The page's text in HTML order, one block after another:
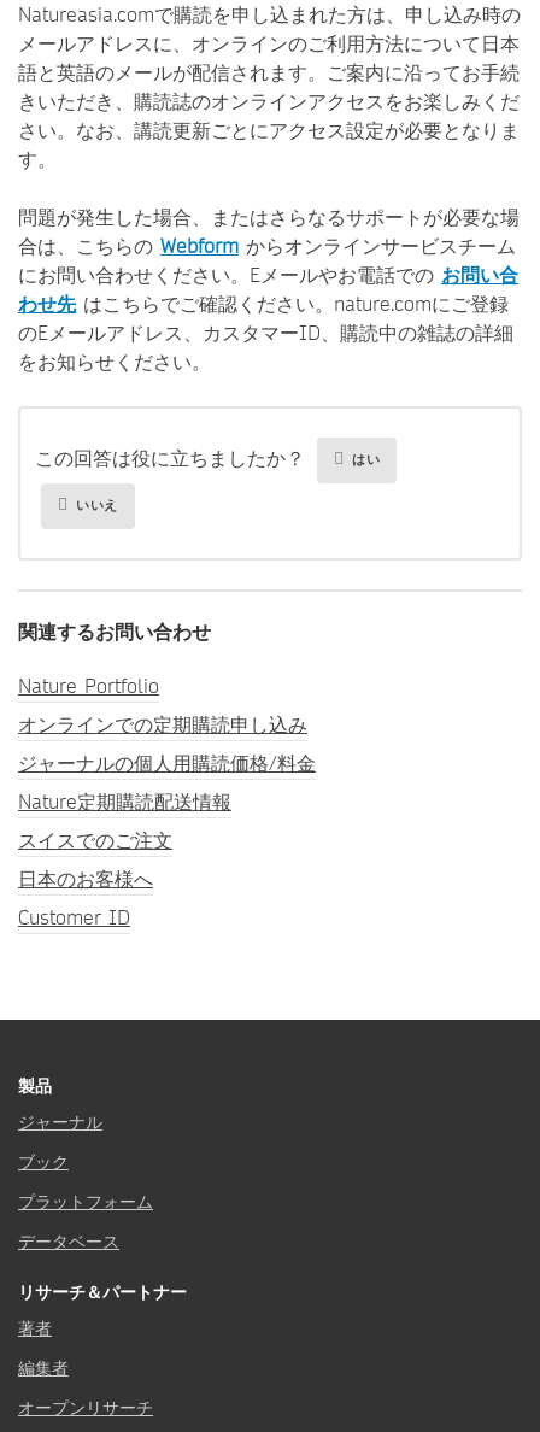
Natureasia.comで購読を申し込まれた方は、申し込み時の
メールアドレスに、オンラインのご利用方法について日本
語と英語のメールが配信されます。ご案内に沿ってお手続
きいただき、購読誌のオンラインアクセスをお楽しみくだ
さい。なお、講読更新ごとにアクセス設定が必要となりま
す。
問題が発生した場合、またはさらなるサポートが必要な場
合は、こちらの Webform からオンラインサービスチーム
にお問い合わせください。Eメールやお電話での お問い合
わせ先はこちらでご確認ください。nature.comにご登録
のEメールアドレス、カスタマーID、購読中の雑誌の詳細
をお知らせください。
この回答は役に立ちましたか？ はい
いいえ
関連するお問い合わせ
Nature Portfolio
オンラインでの定期購読申し込み
ジャーナルの個人用購読価格/料金
Nature定期購読配送情報
スイスでのご注文
日本のお客様へ
Customer ID
製品
ジャーナル
ブック
プラットフォーム
データベース
リサーチ＆パートナー
著者
編集者
オープンリサーチ